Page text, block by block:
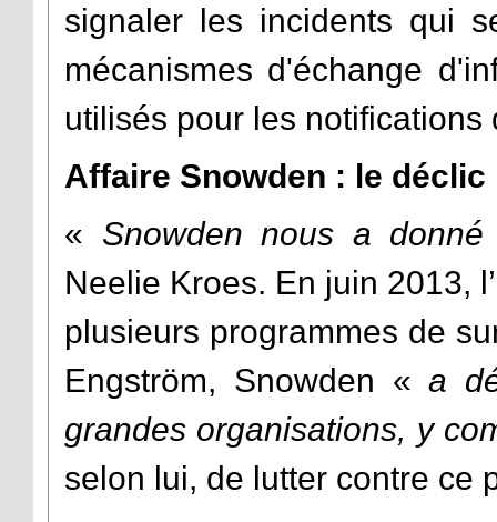
signaler les incidents qui
mécanismes d'échange
utilisés pour les notifications
Affaire Snowden : le déclic
« Snowden nous a
Neelie Kroes. En juin 2013,
plusieurs programmes de
Engström, Snowden «a
grandes organisations, y
selon lui, de lutter contre ce